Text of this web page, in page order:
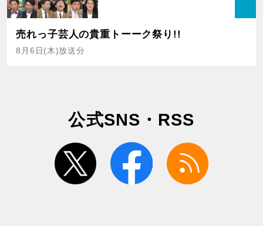
売れっ子芸人の貴重トーーク祭り!!
8月6日(木)放送分
公式SNS・RSS
twitter facebook